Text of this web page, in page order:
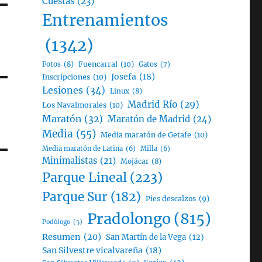
Entrenamientos
(1342)
Fotos (8) Fuencarral (10) Gatos (7)
Inscripciones (10) Josefa (18)
Lesiones (34) Linux (8)
Los Navalmorales (10) Madrid Río (29)
Maratón (32) Maratón de Madrid (24)
Media (55) Media maratón de Getafe (10)
Media maratón de Latina (6) Milla (6)
Minimalistas (21) Mojácar (8)
Parque Lineal (223)
Parque Sur (182) Pies descalzos (9)
Podólogo (5) Pradolongo(815)
Resumen (20) San Martín de la Vega (12)
San Silvestre vicalvareña (18)